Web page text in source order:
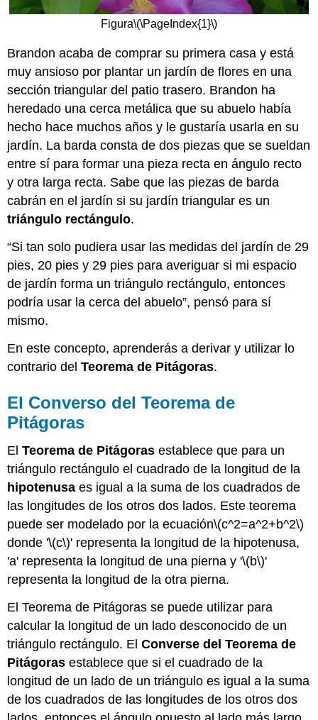
Figura\(\PageIndex{1}\)
Brandon acaba de comprar su primera casa y está
muy ansioso por plantar un jardín de flores en una
sección triangular del patio trasero. Brandon ha
heredado una cerca metálica que su abuelo había
hecho hace muchos años y le gustaría usarla en su
jardín. La barda consta de dos piezas que se sueldan
entre sí para formar una pieza recta en ángulo recto
y otra larga recta. Sabe que las piezas de barda
cabrán en el jardín si su jardín triangular es un
triángulo rectángulo.
“Si tan solo pudiera usar las medidas del jardín de 29
pies, 20 pies y 29 pies para averiguar si mi espacio
de jardín forma un triángulo rectángulo, entonces
podría usar la cerca del abuelo”, pensó para sí
mismo.
En este concepto, aprenderás a derivar y utilizar lo
contrario delTeorema de Pitágoras.
El Converso del Teorema de
Pitágoras
ElTeorema de Pitágoras establece que para un
triángulo rectángulo el cuadrado de la longitud de la
hipotenusa es igual a la suma de los cuadrados de
las longitudes de los otros dos lados. Este teorema
puede ser modelado por la ecuación\(c^2=a^2+b^2\)
donde '\(c\)' representa la longitud de la hipotenusa,
'a' representa la longitud de una pierna y '\(b\)'
representa la longitud de la otra pierna.
El Teorema de Pitágoras se puede utilizar para
calcular la longitud de un lado desconocido de un
triángulo rectángulo. ElConverse del Teorema de
Pitágoras establece que si el cuadrado de la
longitud de un lado de un triángulo es igual a la suma
de los cuadrados de las longitudes de los otros dos